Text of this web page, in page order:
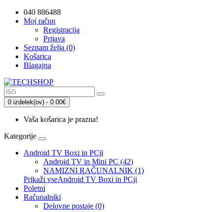
040 886488
Moj račun
Registracija
Prijava
Seznam želja (0)
Košarica
Blagajna
0 izdelek(ov) - 0.00€
Vaša košarica je prazna!
Kategorije
Android TV Boxi in PCji
Android TV in Mini PC (42)
NAMIZNI RAČUNALNIK (1)
Prikaži vseAndroid TV Boxi in PCji
Poletni
Računalniki
Delovne postaje (0)